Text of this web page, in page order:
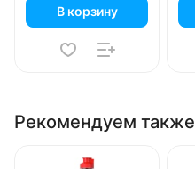
В корзину
Рекомендуем также